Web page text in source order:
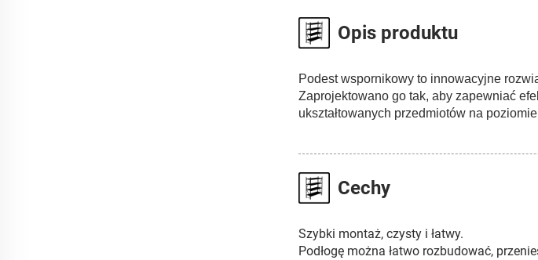
Opis produktu
Podest wspornikowy to innowacyjne
Zaprojektowano go tak, aby zapewniać
ukształtowanych przedmiotów na
Cechy
Szybki montaż, czysty i łatwy.
Podłogę można łatwo rozbudować,